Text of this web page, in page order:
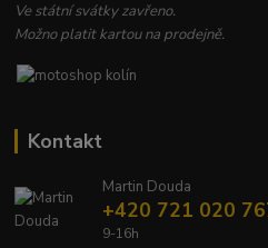
Ve státní svátky zavřeno.
Možno platit kartou na prodejně.
Kontakt
Martin Douda
+420 721 020
9-16h